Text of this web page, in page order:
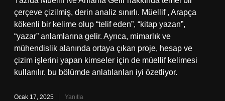
çerçeve çizilmiş, derin analiz sınırlı. Müellif , Arapça
kökenli bir kelime olup “telif eden”, “kitap yazan”,
“yazar” anlamlarına gelir. Ayrıca, mimarlık ve
mühendislik alanında ortaya çıkan proje, hesap ve
çizim işlerini yapan kimseler için de müellif kelimesi
kullanılır. bu bölümde anlatılanları iyi özetliyor.
Ocak 17, 2025 Yanıtla